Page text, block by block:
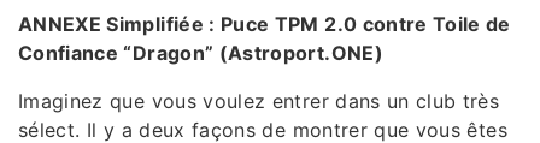
ANNEXE Simplifiée : Puce TPM 2.0 contre Toile de
Confiance “Dragon” (Astroport.ONE)
Imaginez que vous voulez entrer dans un club très
sélect. Il y a deux façons de montrer que vous êtes